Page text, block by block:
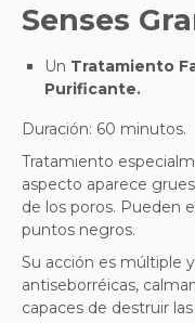
Senses
Un Tratamiento
Purificante.
Duración: 60 minutos.
Tratamiento
aspecto aparece
de los poros. Pueden
puntos negros.
Su acción es múltiple
antiseborréicas,
capaces de destruir